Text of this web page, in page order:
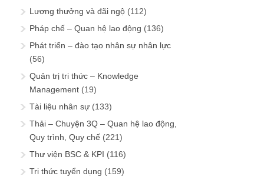
Lương thưởng và đãi ngộ (112)
Pháp chế – Quan hệ lao động (136)
Phát triển – đào tạo nhân sự nhân lực
(56)
Quản trị tri thức – Knowledge
Management (19)
Tài liệu nhân sự (133)
Thải – Chuyện 3Q – Quan hệ lao động,
Quy trình, Quy chế (221)
Thư viện BSC & KPI (116)
Tri thức tuyển dụng (159)